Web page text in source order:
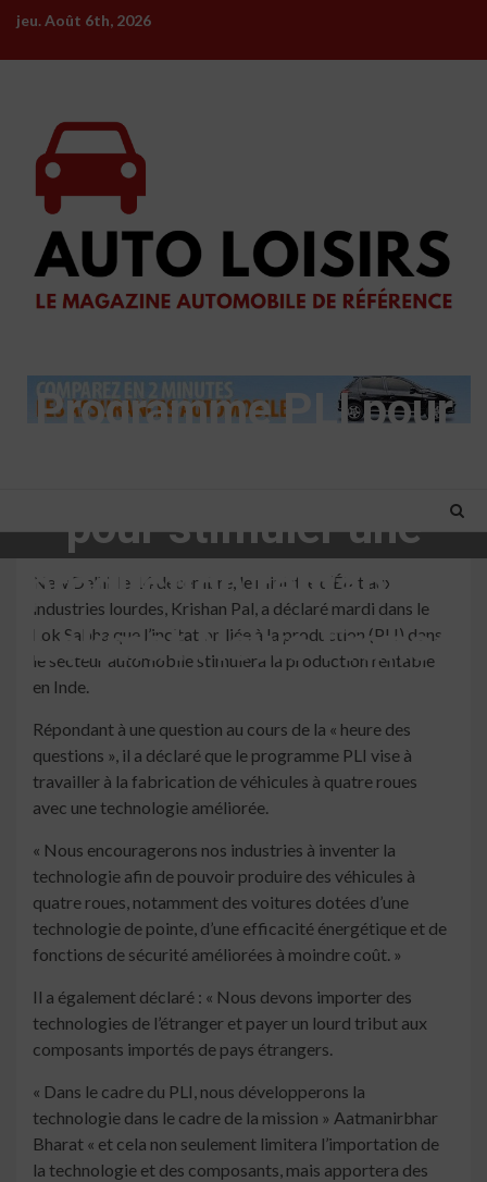
Skip
content
jeu. Août 6th, 2026
Programme PLI pour
pour stimuler une
production rentable –
Lokmat News France
New Delhi, le 14 décembre, le ministre d’État aux
industries lourdes, Krishan Pal, a déclaré mardi dans le
Lok Sabha que l’incitation liée à la production (PLI) dans
le secteur automobile stimulera la production rentable
en Inde.
Répondant à une question au cours de la « heure des
questions », il a déclaré que le programme PLI vise à
travailler à la fabrication de véhicules à quatre roues
avec une technologie améliorée.
« Nous encouragerons nos industries à inventer la
technologie afin de pouvoir produire des véhicules à
quatre roues, notamment des voitures dotées d’une
technologie de pointe, d’une efficacité énergétique et de
fonctions de sécurité améliorées à moindre coût. »
Il a également déclaré : « Nous devons importer des
technologies de l’étranger et payer un lourd tribut aux
composants importés de pays étrangers.
« Dans le cadre du PLI, nous développerons la
technologie dans le cadre de la mission » Aatmanirbhar
Bharat « et cela non seulement limitera l’importation de
la technologie et des composants, mais apportera des